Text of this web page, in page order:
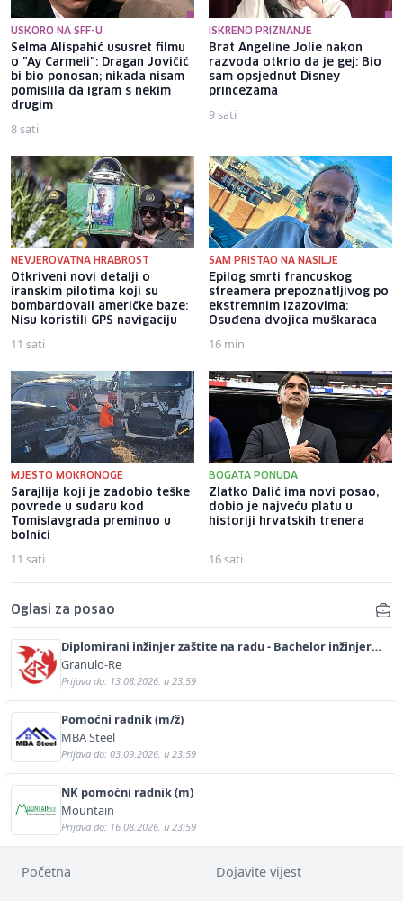
USKORO NA SFF-U
Selma Alispahić ususret filmu
o "Ay Carmeli": Dragan Jovičić
bi bio ponosan; nikada nisam
pomislila da igram s nekim
drugim
8 sati
ISKRENO PRIZNANJE
Brat Angeline Jolie nakon
razvoda otkrio da je gej: Bio
sam opsjednut Disney
princezama
9 sati
NEVJEROVATNA HRABROST
Otkriveni novi detalji o
iranskim pilotima koji su
bombardovali američke baze:
Nisu koristili GPS navigaciju
11 sati
SAM PRISTAO NA NASILJE
Epilog smrti francuskog
streamera prepoznatljivog po
ekstremnim izazovima:
Osuđena dvojica muškaraca
16 min
MJESTO MOKRONOGE
Sarajlija koji je zadobio teške
povrede u sudaru kod
Tomislavgrada preminuo u
bolnici
11 sati
BOGATA PONUDA
Zlatko Dalić ima novi posao,
dobio je najveću platu u
historiji hrvatskih trenera
16 sati
Oglasi za posao
Diplomirani inžinjer zaštite na radu - Bachelor inžinjer
sigurnosti i pomoći (m/ž)
Granulo-Re
Prijava do: 13.08.2026. u 23:59
Pomoćni radnik (m/ž)
MBA Steel
Prijava do: 03.09.2026. u 23:59
NK pomoćni radnik (m)
Mountain
Prijava do: 16.08.2026. u 23:59
Početna Dojavite vijest